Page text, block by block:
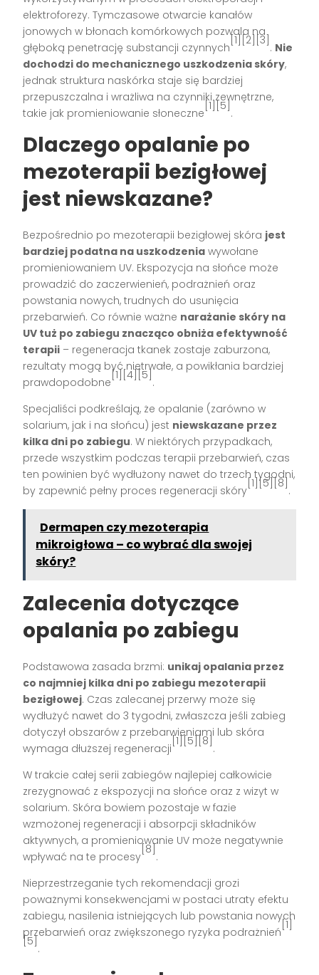
elektroforezy. Tymczasowe otwarcie kanałów
jonowych w błonach komórkowych pozwala na
głęboką penetrację substancji czynnych
[1][2][3]
. Nie
dochodzi do mechanicznego uszkodzenia skóry,
jednak struktura naskórka staje się bardziej
przepuszczalna i wrażliwa na czynniki zewnętrzne,
takie jak promieniowanie słoneczne
[1][5]
.
Dlaczego opalanie po
mezoterapii bezigłowej
jest niewskazane?
Bezpośrednio po mezoterapii bezigłowej skóra jest
bardziej podatna na uszkodzenia wywołane
promieniowaniem UV. Ekspozycja na słońce może
prowadzić do zaczerwienień, podrażnień oraz
powstania nowych, trudnych do usunięcia
przebarwień. Co równie ważne narażanie skóry na
UV tuż po zabiegu znacząco obniża efektywność
terapii – regeneracja tkanek zostaje zaburzona,
rezultaty mogą być nietrwałe, a powikłania bardziej
prawdopodobne
[1][4][5]
.
Specjaliści podkreślają, że opalanie (zarówno w
solarium, jak i na słońcu) jest niewskazane przez
kilka dni po zabiegu. W niektórych przypadkach,
przede wszystkim podczas terapii przebarwień, czas
ten powinien być wydłużony nawet do trzech tygodni,
by zapewnić pełny proces regeneracji skóry
[1][5][8]
.
Dermapen czy mezoterapia
mikroigłowa – co wybrać dla swojej
skóry?
Zalecenia dotyczące
opalania po zabiegu
Podstawowa zasada brzmi: unikaj opalania przez
co najmniej kilka dni po zabiegu mezoterapii
bezigłowej. Czas zalecanej przerwy może się
wydłużyć nawet do 3 tygodni, zwłaszcza jeśli zabieg
dotyczył obszarów z przebarwieniami lub skóra
wymaga dłuższej regeneracji
[1][5][8]
.
W trakcie całej serii zabiegów najlepiej całkowicie
zrezygnować z ekspozycji na słońce oraz z wizyt w
solarium. Skóra bowiem pozostaje w fazie
wzmożonej regeneracji i absorpcji składników
aktywnych, a promieniowanie UV może negatywnie
wpływać na te procesy
[8]
.
Nieprzestrzeganie tych rekomendacji grozi
poważnymi konsekwencjami w postaci utraty efektu
zabiegu, nasilenia istniejących lub powstania nowych
przebarwień oraz zwiększonego ryzyka podrażnień
[1]
[5]
.